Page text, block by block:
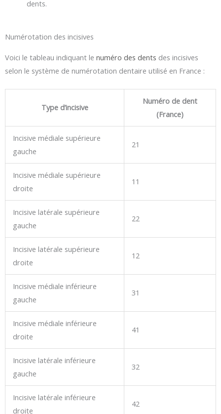
dents.
Numérotation des incisives
Voici le tableau indiquant le numéro des dents des incisives
selon le système de numérotation dentaire utilisé en France :
Type d’incisive
Numéro de dent
(France)
Incisive médiale supérieure
gauche
21
Incisive médiale supérieure
droite
11
Incisive latérale supérieure
gauche
22
Incisive latérale supérieure
droite
12
Incisive médiale inférieure
gauche
31
Incisive médiale inférieure
droite
41
Incisive latérale inférieure
gauche
32
Incisive latérale inférieure
droite
42